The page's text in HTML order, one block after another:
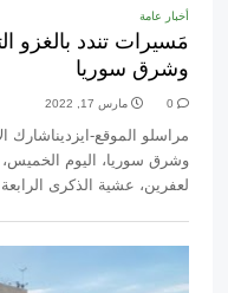
أخبار عامة
مَسيرات تندد
وشرق سوريا
0 مارس 17, 2022
مراسلو الموقع-
وشرق سوريا، اليوم الخميس،
لعفرين، عشية الذكرى الرابعة